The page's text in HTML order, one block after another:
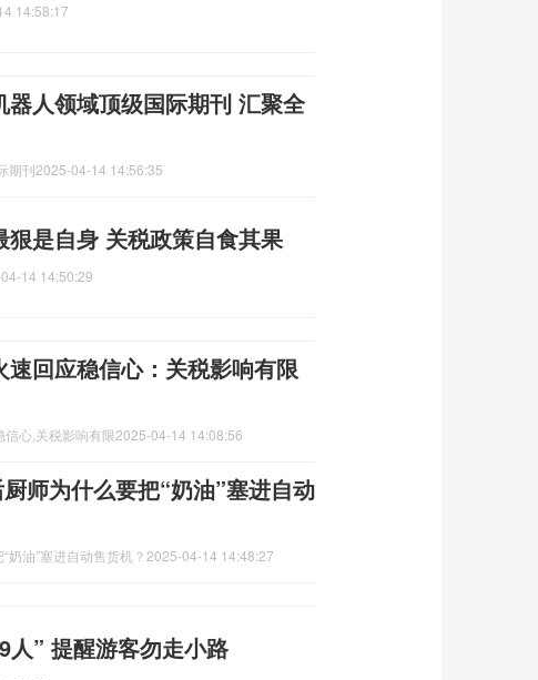
14:58:17
人领域顶级国际期刊 汇聚全
期刊2025-04-14 14:56:35
是自身 关税政策自食其果
14 14:50:29
回应稳信心：关税影响有限
心,关税影响有限2025-04-14 14:08:56
师为什么要把“奶油”塞进自动
油”塞进自动售货机？ 2025-04-14 14:48:27
人” 提醒游客勿走小路